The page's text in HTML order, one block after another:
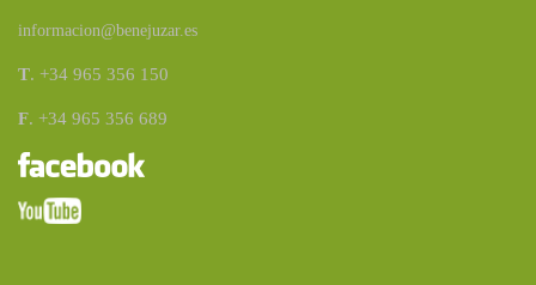
informacion@benejuzar.es
T. +34 965 356 150
F. +34 965 356 689